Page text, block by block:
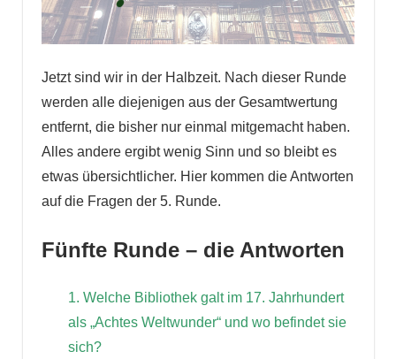
Jetzt sind wir in der Halbzeit. Nach dieser Runde
werden alle diejenigen aus der Gesamtwertung
entfernt, die bisher nur einmal mitgemacht haben.
Alles andere ergibt wenig Sinn und so bleibt es
etwas übersichtlicher. Hier kommen die Antworten
auf die Fragen der 5. Runde.
Fünfte Runde – die Antworten
1. Welche Bibliothek galt im 17. Jahrhundert
als „Achtes Weltwunder“ und wo befindet sie
sich?